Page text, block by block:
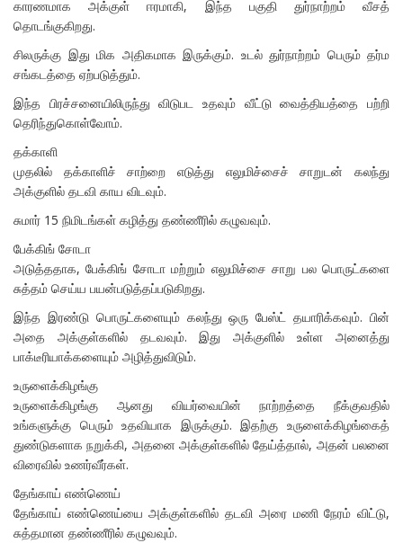
காரணமாக அக்குள் ஈரமாகி, இந்த பகுதி துர்நாற்றம் வீசத்
தொடங்குகிறது.
சிலருக்கு இது மிக அதிகமாக இருக்கும். உடல் துர்நாற்றம் பெரும் தர்ம
சங்கடத்தை ஏற்படுத்தும்.
இந்த பிரச்சனையிலிருந்து விடுபட உதவும் வீட்டு வைத்தியத்தை பற்றி
தெரிந்துகொள்வோம்.
தக்காளி
முதலில் தக்காளிச் சாற்றை எடுத்து எலுமிச்சைச் சாறுடன் கலந்து
அக்குளில் தடவி காய விடவும்.
சுமார் 15 நிமிடங்கள் கழித்து தண்ணீரில் கழுவவும்.
பேக்கிங் சோடா
அடுத்ததாக, பேக்கிங் சோடா மற்றும் எலுமிச்சை சாறு பல பொருட்களை
சுத்தம் செய்ய பயன்படுத்தப்படுகிறது.
இந்த இரண்டு பொருட்களையும் கலந்து ஒரு பேஸ்ட் தயாரிக்கவும். பின்
அதை அக்குள்களில் தடவவும். இது அக்குளில் உள்ள அனைத்து
பாக்டீரியாக்களையும் அழித்துவிடும்.
உருளைக்கிழங்கு
உருளைக்கிழங்கு ஆனது வியர்வையின் நாற்றத்தை நீக்குவதில்
உங்களுக்கு பெரும் உதவியாக இருக்கும். இதற்கு உருளைக்கிழங்கைத்
துண்டுகளாக நறுக்கி, அதனை அக்குள்களில் தேய்த்தால், அதன் பலனை
விரைவில் உணர்வீர்கள்.
தேங்காய் எண்ணெய்
தேங்காய் எண்ணெய்யை அக்குள்களில் தடவி அரை மணி நேரம் விட்டு,
சுத்தமான தண்ணீரில் கழுவவும்.